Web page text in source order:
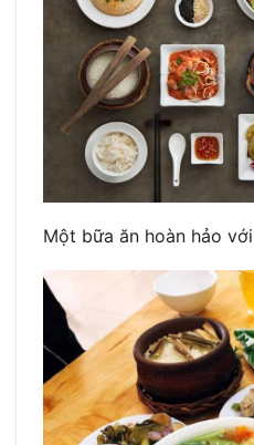
Một bữa ăn hoàn hảo